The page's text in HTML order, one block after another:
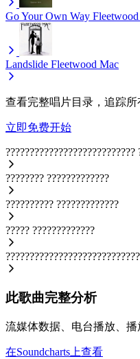
Go Your Own Way
Landslide Fleetwood Mac
查看完整唱片目录，追踪所
立即免费开始
???????????????????????????
???????? ?????????????
?????????? ?????????????
????? ?????????????
此歌曲完整分析
流媒体数据、电台播放、播
在Soundcharts上查看